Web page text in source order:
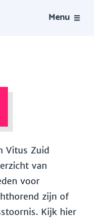
Menu
Vitus Zuid
van
voor
zijn of
Kijk hier